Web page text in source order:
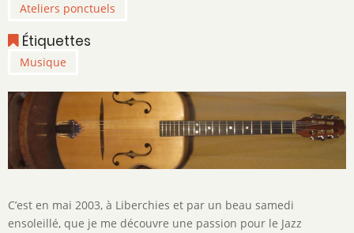
Ateliers ponctuels
Étiquettes
Musique
Description
de
C’est en mai 2003, à Liberchies et par un beau samedi
ensoleillé, que je me découvre une passion pour le Jazz